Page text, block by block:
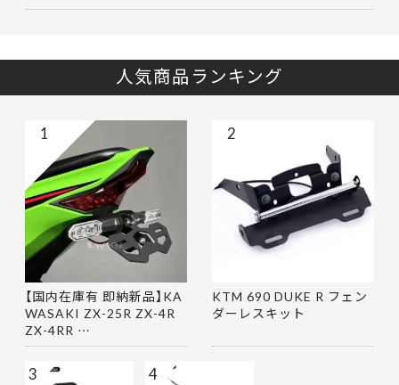
人気商品ランキング
【国内在庫有 即納新品】KA
WASAKI ZX-25R ZX-4R
ZX-4RR …
1
KTM 690 DUKE R フェン
ダーレスキット
2
3 4